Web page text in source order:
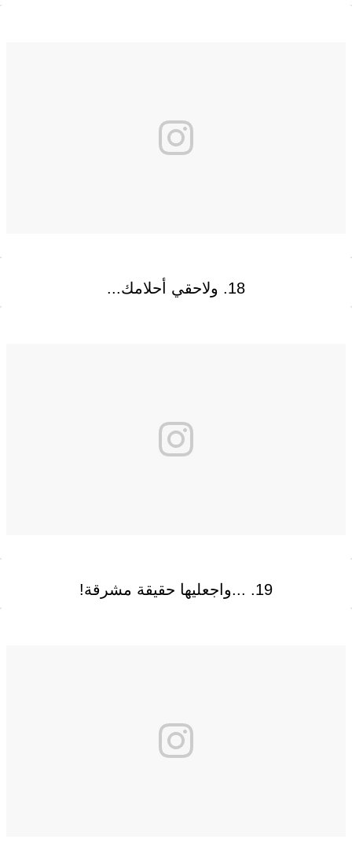
18. ولاحقي أحلامك...
19. ...واجعليها حقيقة مشرقة!